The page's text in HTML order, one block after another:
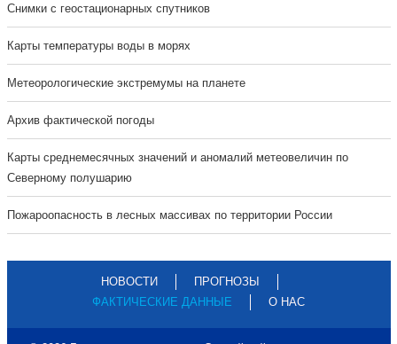
Cнимки с геостационарных спутников
Карты температуры воды в морях
Метеорологические экстремумы на планете
Архив фактической погоды
Карты среднемесячных значений и аномалий метеовеличин по
Северному полушарию
Пожароопасность в лесных массивах по территории России
НОВОСТИ
ПРОГНОЗЫ
ФАКТИЧЕСКИЕ ДАННЫЕ
О НАС